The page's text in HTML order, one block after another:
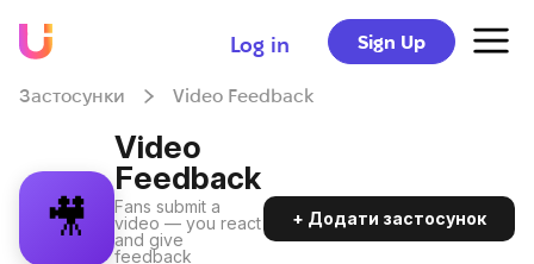
Log in Sign Up
Застосунки Video Feedback
🎥
Video
Feedback
Fans submit a
video — you react
and give
feedback
+ Додати застосунок